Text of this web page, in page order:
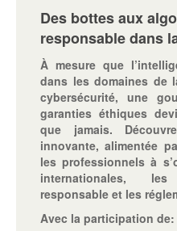
Des bottes aux
responsable dans
À mesure que
dans les domaines de
cybersécurité, une
garanties éthiques
que jamais.
innovante, alimentée
les professionnels à
internationales,
responsable et les
Avec la participation de: